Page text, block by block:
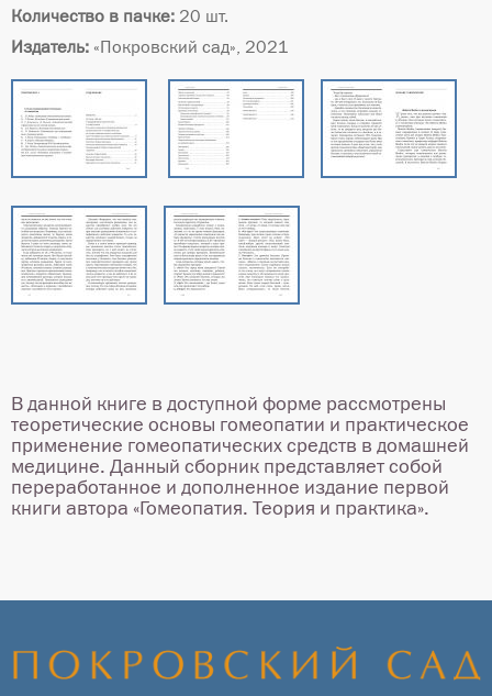
Количество в пачке: 20 шт.
Издатель: «Покровский сад», 2021
В данной книге в доступной форме рассмотрены
теоретические основы гомеопатии и практическое
применение гомеопатических средств в домашней
медицине. Данный сборник представляет собой
переработанное и дополненное издание первой
книги автора «Гомеопатия. Теория и практика».